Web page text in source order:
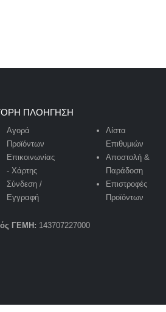
ΠΛΟΗΓΗΣΗ
Αγορά
Προϊόντων
Επικοινωνίας
- Χάρτης
Σύνδεση /
Εγγραφή
Λίστα
Επιθυμιών
Αποστολή &
Παράδοση
Επιστροφές
Προϊόντων
ΓΕΜΗ: 143707227000